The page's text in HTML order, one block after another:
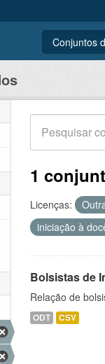
Conjuntos
1
Licenças:
iniciação à
Bolsistas de
Relação de
ODT CSV